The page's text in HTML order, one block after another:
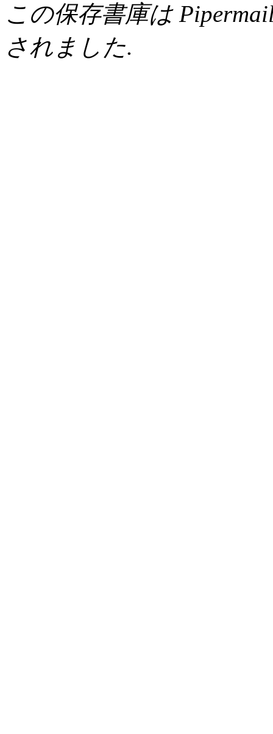
この保存書庫は
されました.